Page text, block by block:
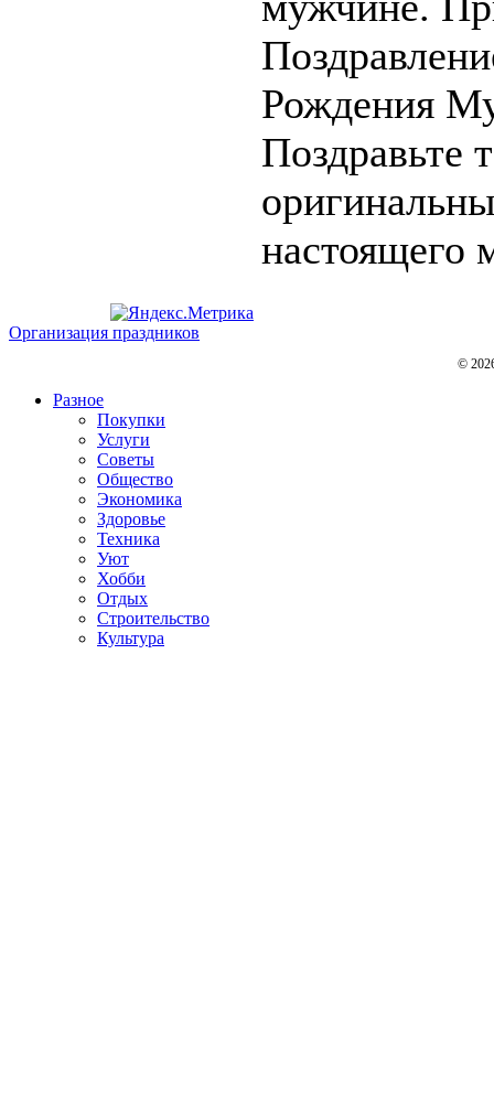
Рождения
Поздравьте
настоящего
Организация праздников
©
Разное
Покупки
Услуги
Советы
Общество
Экономика
Здоровье
Техника
Уют
Хобби
Отдых
Строительство
Культура